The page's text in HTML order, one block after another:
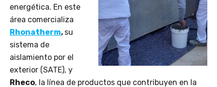
energética. En este
área comercializa
Rhonatherm, su
sistema de
aislamiento por el
exterior (SATE), y
Rheco, la línea de productos que contribuyen en la